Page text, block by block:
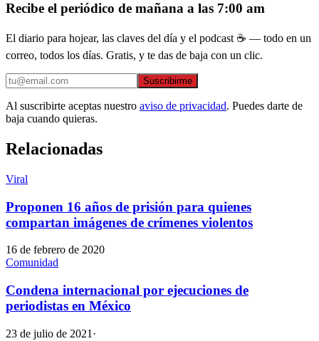
Recibe el periódico de mañana a las 7:00 am
El diario para hojear, las claves del día y el podcast ☕ — todo en un
correo, todos los días. Gratis, y te das de baja con un clic.
Suscribirme
Al suscribirte aceptas nuestro aviso de privacidad. Puedes darte de
baja cuando quieras.
Relacionadas
Viral
Proponen 16 años de prisión para quienes
compartan imágenes de crímenes violentos
16 de febrero de 2020
Comunidad
Condena internacional por ejecuciones de
periodistas en México
23 de julio de 2021 ·